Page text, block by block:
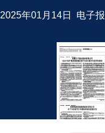
2025年01月14日 电子报